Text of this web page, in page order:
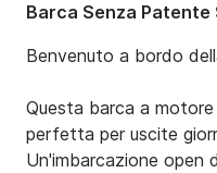
Barca Senza
Benvenuto a bordo
Questa barca a
perfetta per uscite
Un'imbarcazione open